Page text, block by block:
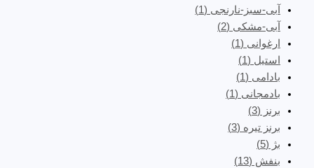
آبی-سبز-نارنجی (1)
آبی-مشکی (2)
ارغوانی (1)
استیل (1)
بادامی (1)
بادمجانی (1)
برنز (3)
برنز تیره (3)
بژ (5)
بنفش (13)